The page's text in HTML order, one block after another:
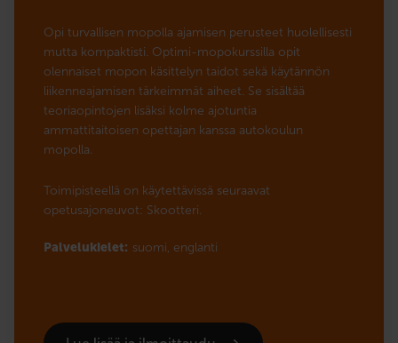
Opi turvallisen mopolla ajamisen perusteet huolellisesti
mutta kompaktisti. Optimi-mopokurssilla opit
olennaiset mopon käsittelyn taidot sekä käytännön
liikenneajamisen tärkeimmät aiheet. Se sisältää
teoriaopintojen lisäksi kolme ajotuntia
ammattitaitoisen opettajan kanssa autokoulun
mopolla.
Toimipisteellä on käytettävissä seuraavat
opetusajoneuvot: Skootteri.
Palvelukielet: suomi, englanti